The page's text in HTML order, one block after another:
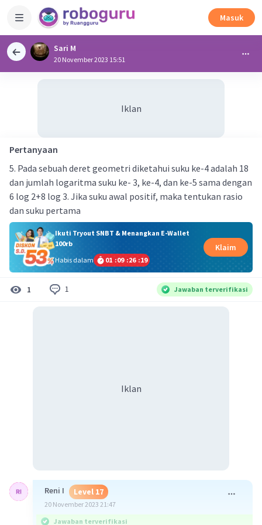
Masuk
Sari M
20 November 2023 15:51
Iklan
Pertanyaan
5. Pada sebuah deret geometri diketahui suku ke-4 adalah 18
dan jumlah logaritma suku ke- 3, ke-4, dan ke-5 sama dengan
6 log 2+8 log 3. Jika suku awal positif, maka tentukan rasio
dan suku pertama
Ikuti Tryout SNBT & Menangkan E-Wallet
100rb
Habis dalam
01 :09 :26 :19
Klaim
1 1 Jawaban terverifikasi
Iklan
Reni I Level 17
20 November 2023 21:47
Jawaban terverifikasi